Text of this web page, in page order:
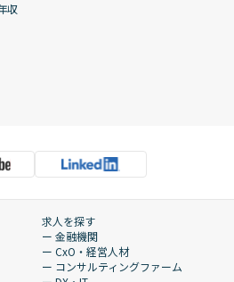
収
求人を探す
ー 金融機関
ー CxO・経営人材
ー コンサルティングファーム